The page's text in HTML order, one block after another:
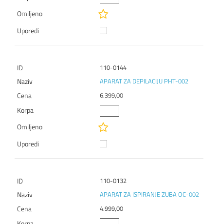
110-0144
APARAT ZA DEPILACIJU PHT-002
6.399,00
110-0132
APARAT ZA ISPIRANJE ZUBA OC-002
4.999,00